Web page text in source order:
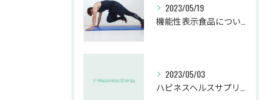
2023/05/19
2023/05/03